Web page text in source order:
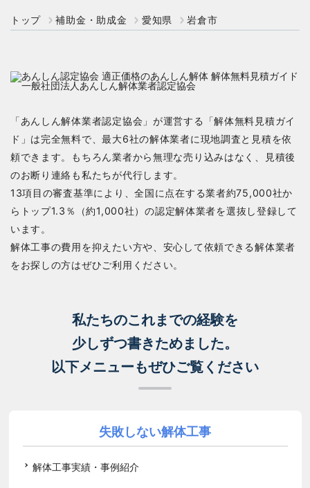
トップ 補助金・助成金 愛知県 岩倉市
「あんしん解体業者認定協会」が運営する「解体無料見積ガイ
ド」は完全無料で、最大6社の解体業者に現地調査と見積を依
頼できます。もちろん業者から無理な売り込みはなく、見積後
のお断り連絡も私たちが代行します。
13項目の審査基準により、全国に点在する業者約75,000社か
らトップ1.3％（約1,000社）の認定解体業者を選抜し登録して
います。
解体工事の費用を抑えたい方や、安心して依頼できる解体業者
をお探しの方はぜひご利用ください。
私たちのこれまでの経験を
少しずつ書きためました。
以下メニューもぜひご覧ください
失敗しない解体工事
解体工事実績・事例紹介